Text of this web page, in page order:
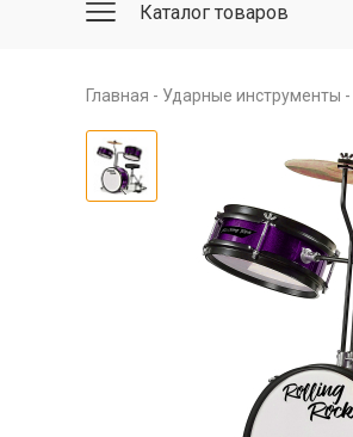
Каталог товаров
Главная Ударные инструменты